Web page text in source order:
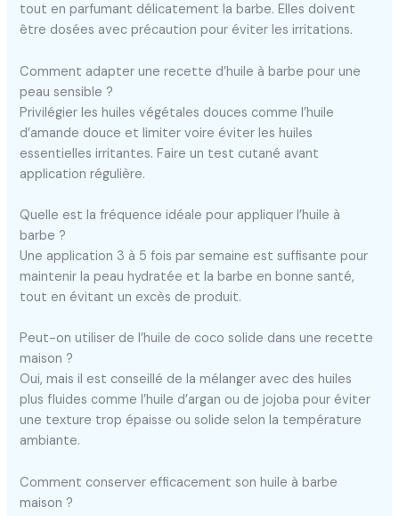
tout en parfumant délicatement la barbe. Elles doivent
être dosées avec précaution pour éviter les irritations.
Comment adapter une recette d’huile à barbe pour une
peau sensible ?
Privilégier les huiles végétales douces comme l’huile
d’amande douce et limiter voire éviter les huiles
essentielles irritantes. Faire un test cutané avant
application régulière.
Quelle est la fréquence idéale pour appliquer l’huile à
barbe ?
Une application 3 à 5 fois par semaine est suffisante pour
maintenir la peau hydratée et la barbe en bonne santé,
tout en évitant un excès de produit.
Peut-on utiliser de l’huile de coco solide dans une recette
maison ?
Oui, mais il est conseillé de la mélanger avec des huiles
plus fluides comme l’huile d’argan ou de jojoba pour éviter
une texture trop épaisse ou solide selon la température
ambiante.
Comment conserver efficacement son huile à barbe
maison ?